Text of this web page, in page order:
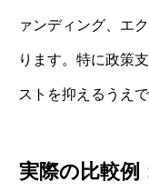
ァンディング、エ
ります。特に政策
ストを抑えるうえで
実際の比較例